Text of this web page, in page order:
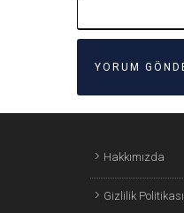
Hakkımızda
Gizlilik Politikası